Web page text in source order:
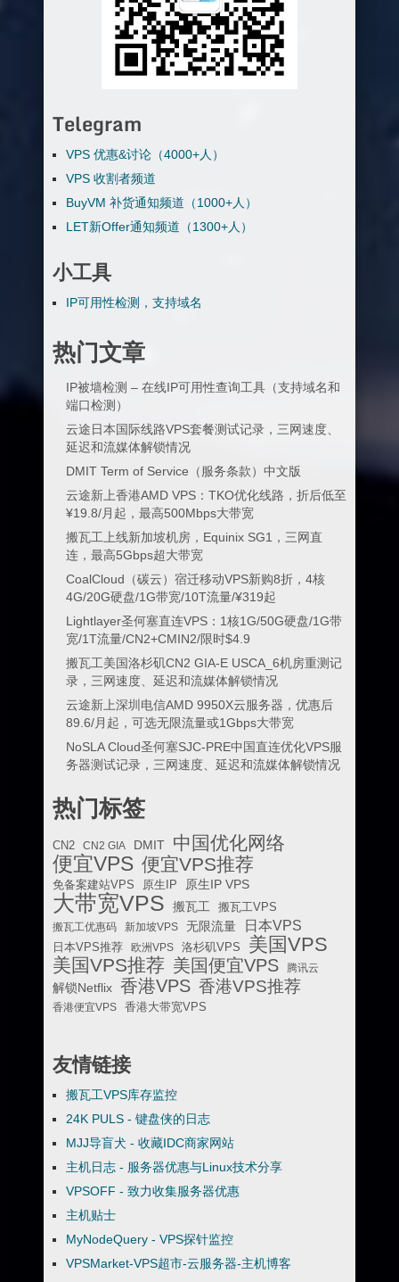
Telegram
VPS 优惠&讨论（4000+人）
VPS 收割者频道
BuyVM 补货通知频道（1000+人）
LET新Offer通知频道（1300+人）
小工具
IP可用性检测，支持域名
热门文章
IP被墙检测 – 在线IP可用性查询工具（支持域名和
端口检测）
云途日本国际线路VPS套餐测试记录，三网速度、
延迟和流媒体解锁情况
DMIT Term of Service（服务条款）中文版
云途新上香港AMD VPS：TKO优化线路，折后低至
¥19.8/月起，最高500Mbps大带宽
搬瓦工上线新加坡机房，Equinix SG1，三网直
连，最高5Gbps超大带宽
CoalCloud（碳云）宿迁移动VPS新购8折，4核
4G/20G硬盘/1G带宽/10T流量/¥319起
Lightlayer圣何塞直连VPS：1核1G/50G硬盘/1G带
宽/1T流量/CN2+CMIN2/限时$4.9
搬瓦工美国洛杉矶CN2 GIA-E USCA_6机房重测记
录，三网速度、延迟和流媒体解锁情况
云途新上深圳电信AMD 9950X云服务器，优惠后
89.6/月起，可选无限流量或1Gbps大带宽
NoSLA Cloud圣何塞SJC-PRE中国直连优化VPS服
务器测试记录，三网速度、延迟和流媒体解锁情况
热门标签
CN2 CN2 GIA DMIT 中国优化网络
便宜VPS 便宜VPS推荐
免备案建站VPS 原生IP 原生IP VPS
大带宽VPS 搬瓦工
搬瓦工VPS
搬瓦工优惠码
新加坡VPS 无限流量 日本VPS
日本VPS推荐 欧洲VPS 洛杉矶VPS 美国VPS
美国VPS推荐 美国便宜VPS 腾讯云
解锁Netflix 香港VPS 香港VPS推荐
香港便宜VPS 香港大带宽VPS
友情链接
搬瓦工VPS库存监控
24K PULS - 键盘侠的日志
MJJ导盲犬 - 收藏IDC商家网站
主机日志 - 服务器优惠与Linux技术分享
VPSOFF - 致力收集服务器优惠
主机贴士
MyNodeQuery - VPS探针监控
VPSMarket-VPS超市-云服务器-主机博客